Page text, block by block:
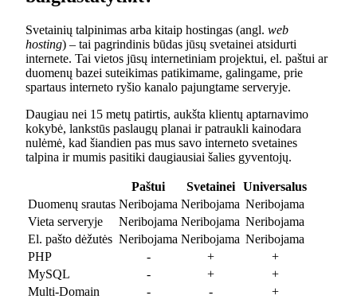
Svetainių talpinimas arba kitaip hostingas (angl. web
hosting) – tai pagrindinis būdas jūsų svetainei atsidurti
internete. Tai vietos jūsų internetiniam projektui, el. paštui ar
duomenų bazei suteikimas patikimame, galingame, prie
spartaus interneto ryšio kanalo pajungtame serveryje.
Daugiau nei 15 metų patirtis, aukšta klientų aptarnavimo
kokybė, lankstūs paslaugų planai ir patraukli kainodara
nulėmė, kad šiandien pas mus savo interneto svetaines
talpina ir mumis pasitiki daugiausiai šalies gyventojų.
Paštui Svetainei
Universalus
Duomenų srautas Neribojama Neribojama Neribojama
Vieta serveryje
Neribojama Neribojama Neribojama
El. pašto dėžutės Neribojama Neribojama Neribojama
PHP
- +
+
MySQL
- +
+
Multi-Domain
- -
+